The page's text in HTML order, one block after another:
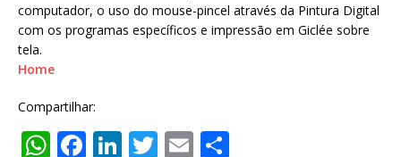
computador, o uso do mouse-pincel através da Pintura Digital
com os programas específicos e impressão em Giclée sobre
tela.
Home
Compartilhar:
W F Li T E